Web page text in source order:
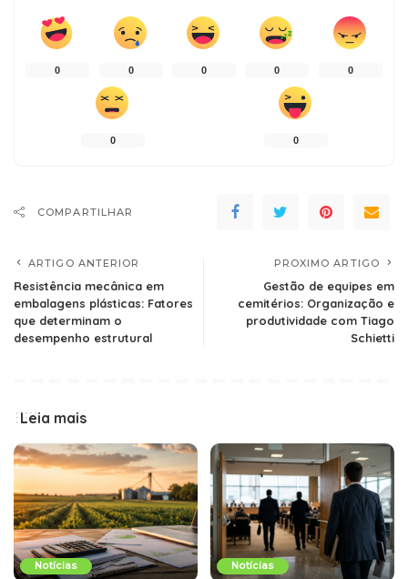
0 0 0 0 0
0 0
COMPARTILHAR
ARTIGO ANTERIOR
Resistência mecânica em
embalagens plásticas: Fatores
que determinam o
desempenho estrutural
PROXIMO ARTIGO
Gestão de equipes em
cemitérios: Organização e
produtividade com Tiago
Schietti
Leia mais
Notícias Notícias